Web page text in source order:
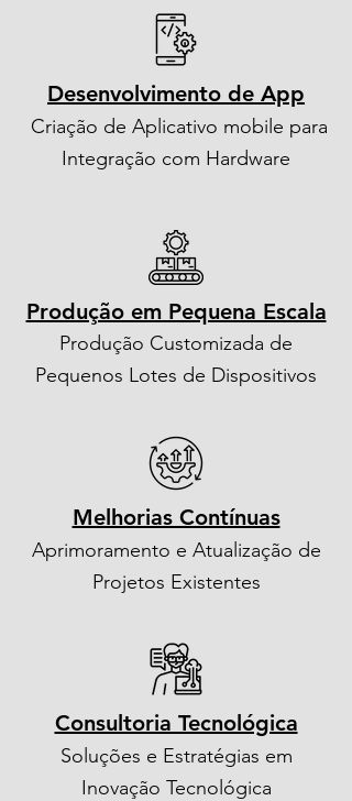
Desenvolvimento de App
Criação de Aplicativo mobile para
Integração com Hardware
Produção em Pequena Escala
Produção Customizada de
Pequenos Lotes de Dispositivos
Melhorias Contínuas
Aprimoramento e Atualização de
Projetos Existentes
Consultoria Tecnológica
Soluções e Estratégias em
Inovação Tecnológica